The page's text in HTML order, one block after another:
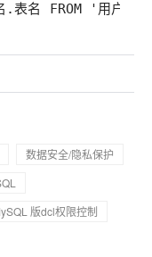
.表名 FROM '用户名
数据安全/隐私保护
版dcl权限控制